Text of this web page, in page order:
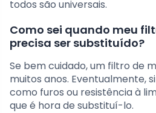
todos são universais.
Como sei quando meu
precisa ser substituído?
Se bem cuidado, um filtro de
muitos anos. Eventualmente,
como furos ou resistência à
que é hora de substituí-lo.